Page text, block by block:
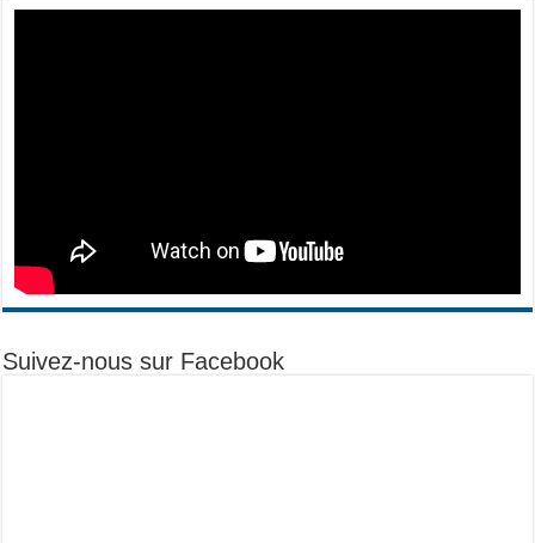
Suivez-nous sur Facebook